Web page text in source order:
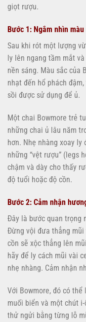
giọt rượu.
Bước 1: Ngắm nhìn
Sau khi rót một lượng
ly lên ngang tầm mắt
nền sáng. Màu sắc của
nhạt đến hổ phách
sồi được sử dụng để ủ.
Một chai Bowmore trẻ
những chai ủ lâu năm
hơn. Nhẹ nhàng xoay
những “vệt rượu” (legs
chậm và dày cho thấy
độ tuổi hoặc độ cồn.
Bước 2: Cảm nhận
Đây là bước quan trọng
Đừng vội đưa thẳng
cồn sẽ xộc thẳng lên
hãy để ly cách mũi vài
nhẹ nhàng. Cảm nhận
Với Bowmore, đó có
muối biển và một chút
thử ngửi bằng từng lỗ